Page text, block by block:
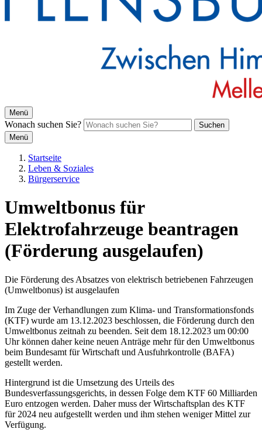
Menü
Wonach suchen Sie?
Suchen
Menü
Startseite
Leben & Soziales
Bürgerservice
Umweltbonus für
Elektrofahrzeuge beantragen
(Förderung ausgelaufen)
Die Förderung des Absatzes von elektrisch betriebenen Fahrzeugen
(Umweltbonus) ist ausgelaufen
Im Zuge der Verhandlungen zum Klima- und Transformationsfonds
(KTF) wurde am 13.12.2023 beschlossen, die Förderung durch den
Umweltbonus zeitnah zu beenden. Seit dem 18.12.2023 um 00:00
Uhr können daher keine neuen Anträge mehr für den Umweltbonus
beim Bundesamt für Wirtschaft und Ausfuhrkontrolle (BAFA)
gestellt werden.
Hintergrund ist die Umsetzung des Urteils des
Bundesverfassungsgerichts, in dessen Folge dem KTF 60 Milliarden
Euro entzogen werden. Daher muss der Wirtschaftsplan des KTF
für 2024 neu aufgestellt werden und ihm stehen weniger Mittel zur
Verfügung.